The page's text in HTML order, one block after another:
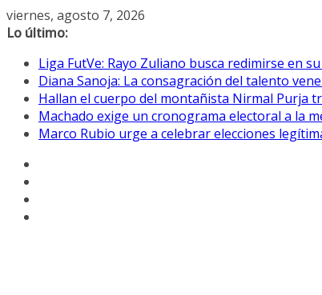
Saltar
al
viernes, agosto 7, 2026
Lo último:
Liga FutVe: Rayo Zuliano busca redimirse en
Diana Sanoja: La consagración del talento
Hallan el cuerpo del montañista Nirmal Purja
Machado exige un cronograma electoral a la
Marco Rubio urge a celebrar elecciones